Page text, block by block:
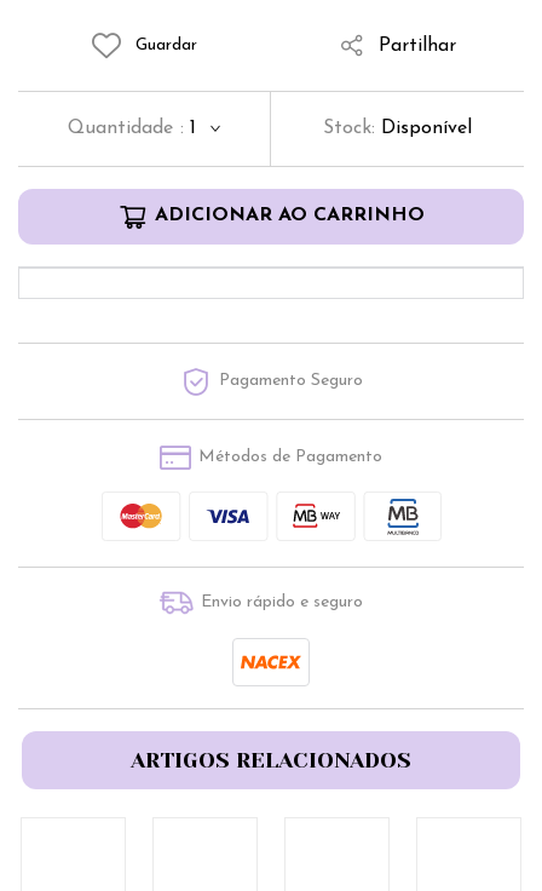
Guardar Partilhar
Quantidade : 1 Stock: Disponível
ADICIONAR AO CARRINHO
Pagamento Seguro
Métodos de Pagamento
Envio rápido e seguro
ARTIGOS RELACIONADOS